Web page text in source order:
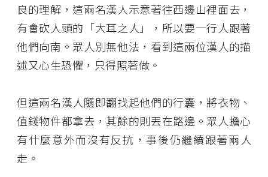
良的理解，這兩名漢人示意著往西邊山裡面去，
有會砍人頭的「大耳之人」，所以要一行人跟著
他們向南。眾人別無他法，看到這兩位漢人的描
述又心生恐懼，只得照著做。
但這兩名漢人隨即翻找起他們的行囊，將衣物、
值錢物件都拿去，其餘的則丟在路邊。眾人擔心
有什麼意外而沒有反抗，事後仍繼續跟著兩人
走。